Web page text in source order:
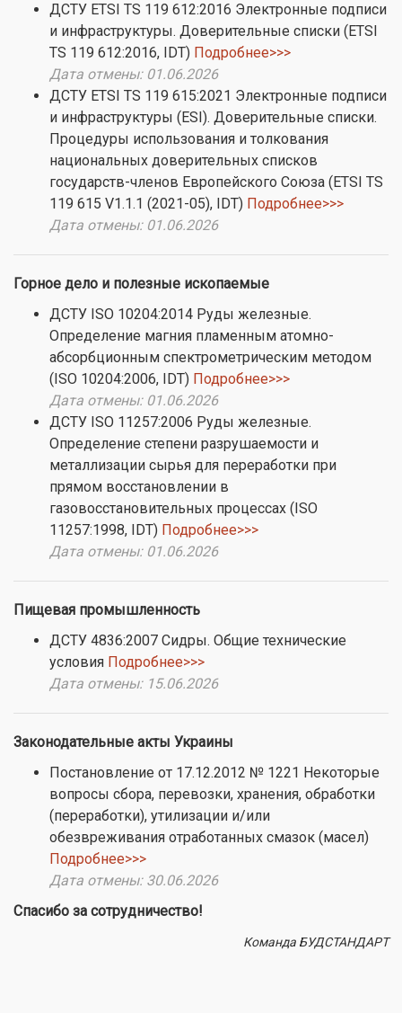
ДСТУ ETSI TS 119 612:2016 Электронные подписи
и инфраструктуры. Доверительные списки (ETSI
TS 119 612:2016, IDT) Подробнее>>>
Дата отмены: 01.06.2026
ДСТУ ETSI TS 119 615:2021 Электронные подписи
и инфраструктуры (ESI). Доверительные списки.
Процедуры использования и толкования
национальных доверительных списков
государств-членов Европейского Союза (ETSI TS
119 615 V1.1.1 (2021-05), IDT) Подробнее>>>
Дата отмены: 01.06.2026
Горное дело и полезные ископаемые
ДСТУ ISO 10204:2014 Руды железные.
Определение магния пламенным атомно-
абсорбционным спектрометрическим методом
(ISO 10204:2006, IDT) Подробнее>>>
Дата отмены: 01.06.2026
ДСТУ ISO 11257:2006 Руды железные.
Определение степени разрушаемости и
металлизации сырья для переработки при
прямом восстановлении в
газовосстановительных процессах (ISO
11257:1998, IDT) Подробнее>>>
Дата отмены: 01.06.2026
Пищевая промышленность
ДСТУ 4836:2007 Сидры. Общие технические
условия Подробнее>>>
Дата отмены: 15.06.2026
Законодательные акты Украины
Постановление от 17.12.2012 № 1221 Некоторые
вопросы сбора, перевозки, хранения, обработки
(переработки), утилизации и/или
обезвреживания отработанных смазок (масел)
Подробнее>>>
Дата отмены: 30.06.2026
Спасибо за сотрудничество!
Команда БУДСТАНДАРТ